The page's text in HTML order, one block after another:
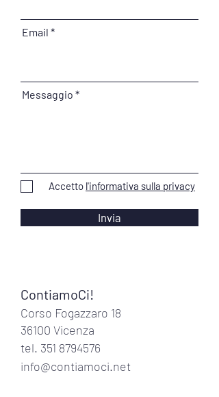
ContiamoCi!
Corso Fogazzaro 18
36100 Vicenza
tel. 351 8794576
info@contiamoci.net
Email
Messaggio
Accetto l'informativa sulla privacy
Invia